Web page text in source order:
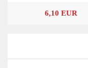
6,10 EUR